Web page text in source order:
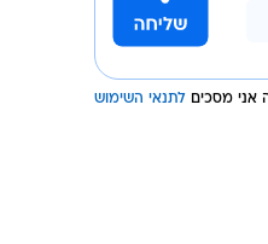
אני מסכים לתנאי השימוש